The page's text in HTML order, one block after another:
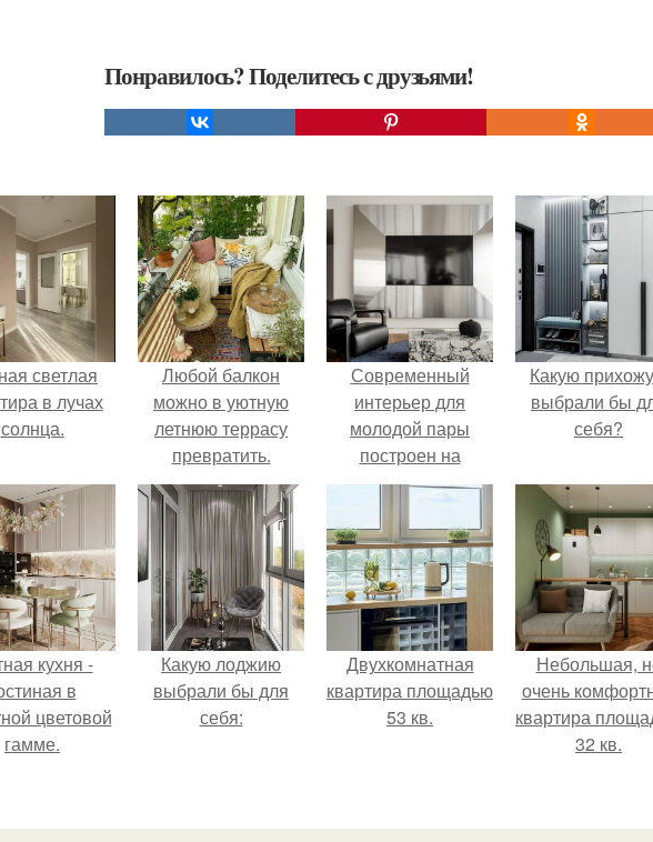
Понравилось? Поделитесь с друзьями!
светлая
в лучах
солнца.
Любой балкон
можно в уютную
летнюю террасу
превратить.
Современный
интерьер для
молодой пары
построен на
сочетании металла,
зеркал и арт -
объектов.
Какую
выбрали бы
себя?
кухня -
в
цветовой
гамме.
Какую лоджию
выбрали бы для
себя:
Двухкомнатная
квартира площадью
53 кв.
Небольшая,
очень
квартира
32 кв.